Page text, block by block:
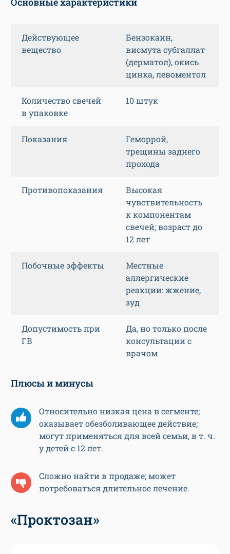
Действующее
вещество
Бензокаин,
висмута субгаллат
(дерматол), окись
цинка, левоментол
Количество свечей
в упаковке
10 штук
Показания
Геморрой,
трещины заднего
прохода
Противопоказания
Высокая
чувствительность
к компонентам
свечей; возраст до
12 лет
Побочные эффекты
Местные
аллергические
реакции: жжение,
зуд
Допустимость при
ГВ
Да, но только после
консультации с
врачом
Плюсы и минусы
Относительно низкая цена в сегменте;
оказывает обезболивающее действие;
могут применяться для всей семьи, в т. ч.
у детей с 12 лет.
Сложно найти в продаже; может
потребоваться длительное лечение.
«Проктозан»